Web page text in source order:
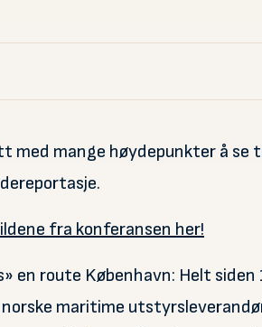
med mange høydepunkter å se
fra konferansen her!
en route København: Helt
maritime